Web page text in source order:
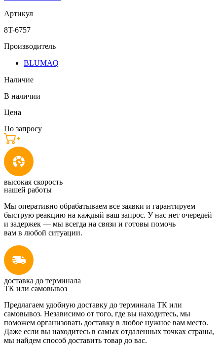
Артикул
8T-6757
Производитель
BLUMAQ
Наличие
В наличии
Цена
По запросу
высокая скорость
нашей работы
Мы оперативно обрабатываем все заявки и гарантируем
быструю реакцию на каждый ваш запрос. У нас нет очередей
и задержек — мы всегда на связи и готовы помочь
вам в любой ситуации.
доставка до терминала
ТК или самовывоз
Предлагаем удобную доставку до терминала ТК или
самовывоз. Независимо от того, где вы находитесь, мы
поможем организовать доставку в любое нужное вам место.
Даже если вы находитесь в самых отдаленных точках страны,
мы найдем способ доставить товар до вас.